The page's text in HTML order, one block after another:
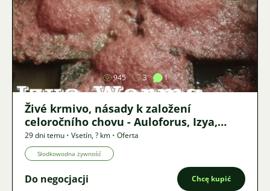
Zdjęcie
945 3 1
Živé krmivo, násady k založení
celoročního chovu - Auloforus, Izya,
Grindal, Roupice, Moina,
29 dni temu • Vsetín,? km • Oferta
Słodkowodna żywność
Do negocjacji Chcę kupić